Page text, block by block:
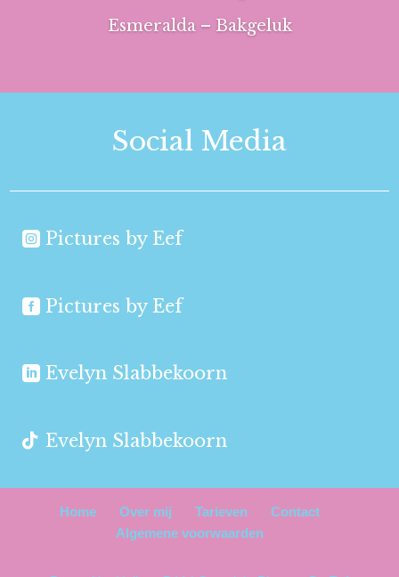
Esmeralda – Bakgeluk
Social Media
Pictures by Eef
Pictures by Eef
Evelyn Slabbekoorn
Evelyn Slabbekoorn
Home Over mij Tarieven
Contact
Algemene voorwaarden